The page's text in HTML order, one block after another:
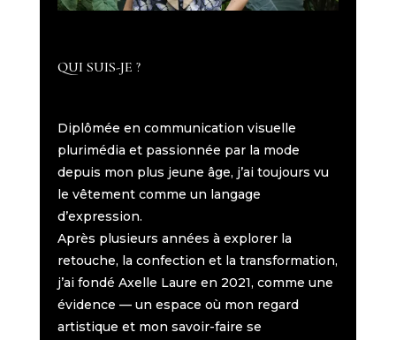
QUI SUIS-JE ?
Diplômée en communication visuelle
plurimédia et passionnée par la mode
depuis mon plus jeune âge, j’ai toujours vu
le vêtement comme un langage
d’expression.
Après plusieurs années à explorer la
retouche, la confection et la transformation,
j’ai fondé Axelle Laure en 2021, comme une
évidence — un espace où mon regard
artistique et mon savoir-faire se